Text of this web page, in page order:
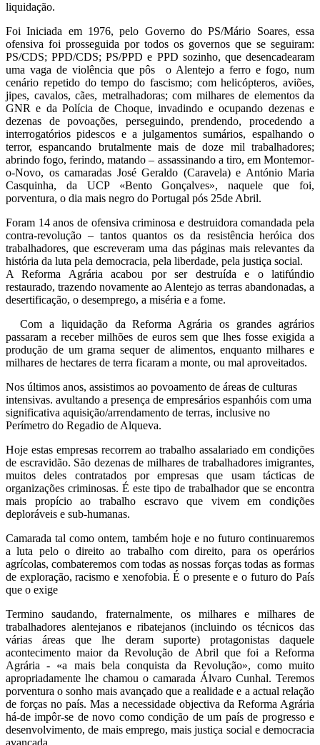
liquidação.
Foi Iniciada em 1976, pelo Governo do PS/Mário Soares, essa
ofensiva foi prosseguida por todos os governos que se seguiram:
PS/CDS; PPD/CDS; PS/PPD e PPD sozinho, que desencadearam
uma vaga de violência que pôs
o Alentejo a ferro e fogo, num
cenário repetido do tempo do fascismo; com helicópteros, aviões,
jipes, cavalos, cães, metralhadoras; com milhares de elementos da
GNR e da Polícia de Choque, invadindo e ocupando dezenas e
dezenas de povoações, perseguindo, prendendo, procedendo a
interrogatórios pidescos e a julgamentos sumários, espalhando o
terror, espancando brutalmente mais de doze mil trabalhadores;
abrindo fogo, ferindo, matando – assassinando a tiro, em Montemor-
o-Novo, os camaradas José Geraldo (Caravela) e António Maria
Casquinha, da UCP «Bento Gonçalves», naquele que foi,
porventura, o dia mais negro do Portugal pós 25de Abril.
Foram 14 anos de ofensiva criminosa e destruidora comandada pela
contra-revolução – tantos quantos os da resistência heróica dos
trabalhadores, que escreveram uma das páginas mais relevantes da
história da luta pela democracia, pela liberdade, pela justiça social.
A Reforma Agrária acabou por ser destruída e o latifúndio
restaurado, trazendo novamente ao Alentejo as terras abandonadas, a
desertificação, o desemprego, a miséria e a fome.
Com a liquidação da Reforma Agrária os grandes agrários
passaram a receber milhões de euros sem que lhes fosse exigida a
produção de um grama sequer de alimentos, enquanto milhares e
milhares de hectares de terra ficaram a monte, ou mal aproveitados.
Nos últimos anos, assistimos ao povoamento de áreas de culturas
intensivas. avultando a presença de empresários espanhóis com uma
significativa aquisição/arrendamento de terras, inclusive no
Perímetro do Regadio de Alqueva.
Hoje estas empresas recorrem ao trabalho assalariado em condições
de escravidão. São dezenas de milhares de trabalhadores imigrantes,
muitos deles contratados por empresas que usam tácticas de
organizações criminosas. É este tipo de trabalhador que se encontra
mais propício ao trabalho escravo que vivem em condições
deploráveis e sub-humanas.
Camarada tal como ontem, também hoje e no futuro continuaremos
a luta pelo o direito ao trabalho com direito, para os operários
agrícolas, combateremos com todas as nossas forças todas as formas
de exploração, racismo e xenofobia. É o presente e o futuro do País
que o exige
Termino saudando, fraternalmente, os milhares e milhares de
trabalhadores alentejanos e ribatejanos (incluindo os técnicos das
várias áreas que lhe deram suporte) protagonistas daquele
acontecimento maior da Revolução de Abril que foi a Reforma
Agrária - «a mais bela conquista da Revolução», como muito
apropriadamente lhe chamou o camarada Álvaro Cunhal. Teremos
porventura o sonho mais avançado que a realidade e a actual relação
de forças no país. Mas a necessidade objectiva da Reforma Agrária
há-de impôr-se de novo como condição de um país de progresso e
desenvolvimento, de mais emprego, mais justiça social e democracia